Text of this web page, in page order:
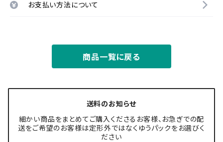
お支払い方法について
商品一覧に戻る
送料のお知らせ
細かい商品をまとめてご購入くださるお客様、お急ぎでの配
送をご希望のお客様は定形外ではなくゆうパックをお選びく
ださい